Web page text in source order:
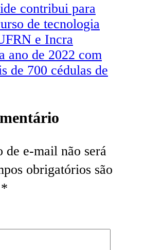
contribui para
de tecnologia
e Incra
ano de 2022 com
de 700 cédulas de
de e-mail não será
obrigatórios são
*